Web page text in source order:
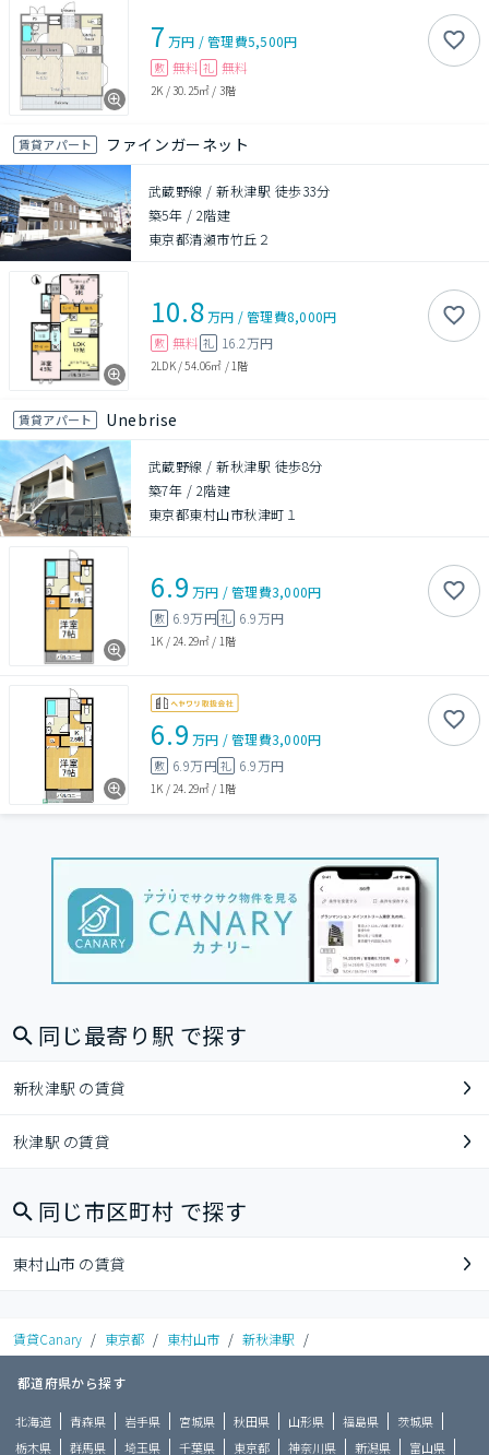
7 万円 /管理費5,500円
敷 無料 礼 無料
2K /30.25㎡ / 3階
賃貸アパート ファインガーネット
武蔵野線 / 新秋津駅 徒歩33分
築5年 / 2階建
東京都清瀬市竹丘２
10.8万円 /管理費8,000円
敷 無料 礼 16.2万円
2LDK/54.06㎡ / 1階
賃貸アパート Unebrise
武蔵野線 / 新秋津駅 徒歩8分
築7年 / 2階建
東京都東村山市秋津町１
6.9 万円 /管理費3,000円
敷 6.9万円礼 6.9万円
1K / 24.29㎡ / 1階
6.9 万円 /管理費3,000円
敷 6.9万円礼 6.9万円
1K /24.29㎡ / 1階
同じ最寄り駅 で探す
新秋津駅 の賃貸
秋津駅 の賃貸
同じ市区町村 で探す
東村山市 の賃貸
賃貸Canary / 東京都 / 東村山市 / 新秋津駅 /
都道府県から探す
北海道 青森県 岩手県 宮城県 秋田県 山形県 福島県
茨城県
栃木県
群馬県 埼玉県 千葉県 東京都 神奈川県 新潟県 富山県